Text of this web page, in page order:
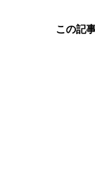
この記